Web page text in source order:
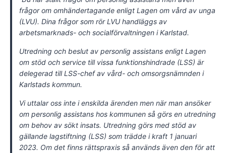
frågor om omhändertagande enligt Lagen om vård av unga
(LVU). Dina frågor som rör LVU handläggs av
arbetsmarknads- och socialförvaltningen i Karlstad.
Utredning och beslut av personlig assistans enligt Lagen
om stöd och service till vissa funktionshindrade (LSS) är
delegerad till LSS-chef av vård- och omsorgsnämnden i
Karlstads kommun.
Vi uttalar oss inte i enskilda ärenden men när man ansöker
om personlig assistans hos kommunen så görs en utredning
om behov av sökt insats. Utredning görs med stöd av
gällande lagstiftning (LSS) som trädde i kraft 1 januari
2023. Om det finns rättspraxis så används även den för att